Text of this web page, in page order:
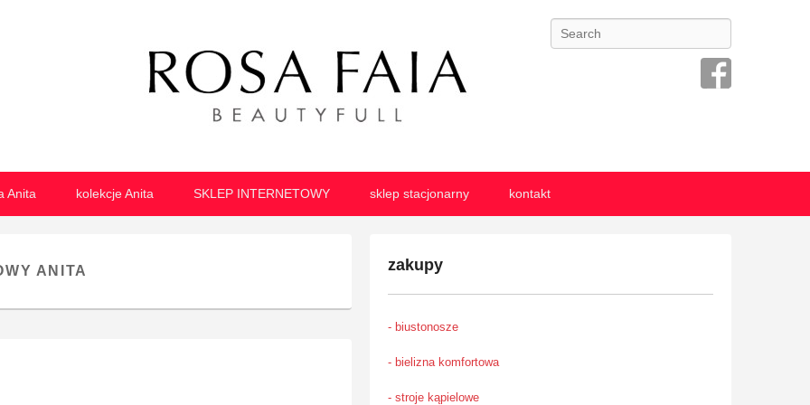
damska
damskiej o najwyższej jakości
Search
Anita kolekcje Anita SKLEP INTERNETOWY sklep stacjonarny kontakt
ANITA zakupy
- biustonosze
- bielizna komfortowa
- stroje kąpielowe